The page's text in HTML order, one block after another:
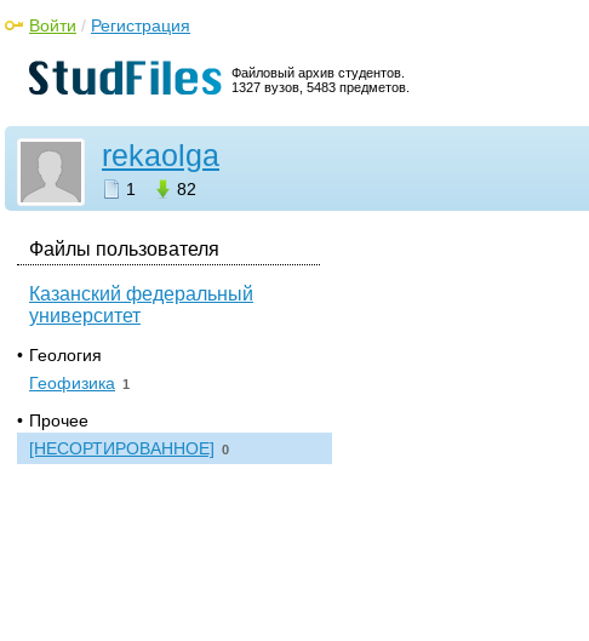
Файловый архив студентов.
1327 вузов, 5483 предметов.
Войти / Регистрация
rekaolga
1 82
Файлы пользователя
Казанский федеральный
университет
• Геология
Геофизика 1
• Прочее
[НЕСОРТИРОВАННОЕ] 0